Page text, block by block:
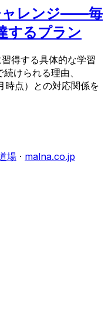
ャレンジ——毎
するプラン
得する具体的な学習
けられる理由、
点）との対応関係を
場 · malna.co.jp